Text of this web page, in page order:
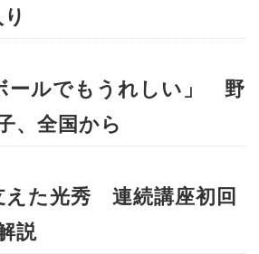
ールでもうれしい」 野
、全国から
えた光秀 連続講座初回
説